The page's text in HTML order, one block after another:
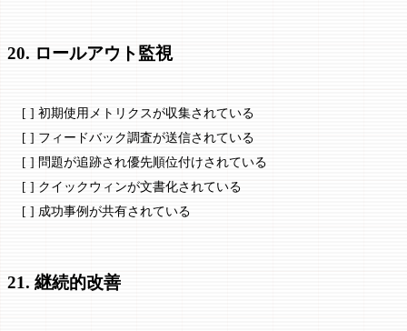
20. ロールアウト監視
[ ] 初期使用メトリクスが収集されている
[ ] フィードバック調査が送信されている
[ ] 問題が追跡され優先順位付けされている
[ ] クイックウィンが文書化されている
[ ] 成功事例が共有されている
21. 継続的改善